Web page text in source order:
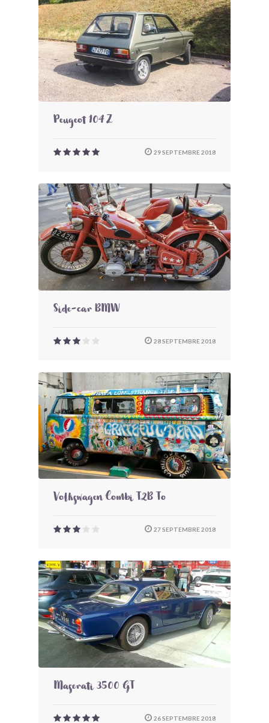
Peugeot 104 Z
29 SEPTEMBRE 2018
Side-car BMW
28 SEPTEMBRE 2018
Volkswagen Combi T2B To
27 SEPTEMBRE 2018
Maserati 3500 GT
26 SEPTEMBRE 2018